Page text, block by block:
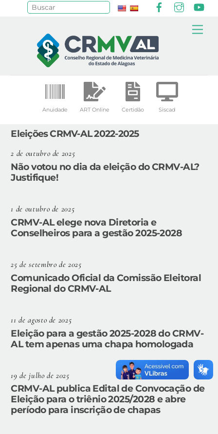
Anuidade ART Online Certidão Siscad
Eleições CRMV-AL 2022-2025
2 de outubro de 2025
Não votou no dia da eleição do CRMV-AL?
Justifique!
1 de outubro de 2025
CRMV-AL elege nova Diretoria e
Conselheiros para a gestão 2025-2028
25 de setembro de 2025
Comunicado Oficial da Comissão Eleitoral
Regional do CRMV-AL
11 de agosto de 2025
Eleição para a gestão 2025-2028 do CRMV-
AL tem apenas uma chapa homologada
19 de julho de 2025
CRMV-AL publica Edital de Convocação de
Eleição para o triênio 2025/2028 e abre
período para inscrição de chapas